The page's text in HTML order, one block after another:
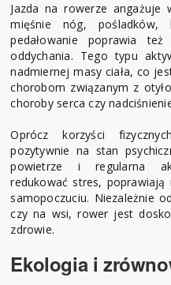
Jazda na rowerze
mięśnie nóg, pośladków,
pedałowanie poprawia
oddychania. Tego typu
nadmiernej masy ciała, co
chorobom związanym z
choroby serca czy
Oprócz korzyści
pozytywnie na stan
powietrze i regularna
redukować stres,
samopoczuciu. Niezależnie
czy na wsi, rower jest
zdrowie.
Ekologia i